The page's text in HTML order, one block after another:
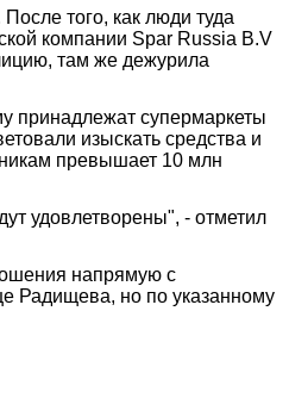
того, как люди туда
компании Spar Russia B.V
там же дежурила
принадлежат супермаркеты
изыскать средства и
превышает 10 млн
удовлетворены", - отметил
напрямую с
Радищева, но по указанному